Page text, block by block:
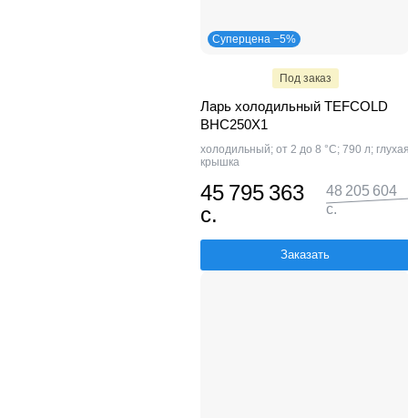
Суперцена −5%
Под заказ
Ларь холодильный TEFCOLD
BHC250X1
холодильный; от 2 до 8 °С; 790 л;
крышка
45 795 363
с.
48 205 604
с.
Заказать